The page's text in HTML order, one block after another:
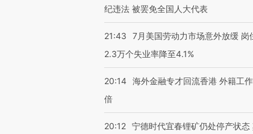
纪违法 被罢免全国人大代表
21:43
7月美国劳动力市场意外放缓 岗
2.3万个失业率降至4.1%
20:14 海外金融专才回流香港 外籍工
倍
20:12 宁德时代宜春锂矿仍处停产状态